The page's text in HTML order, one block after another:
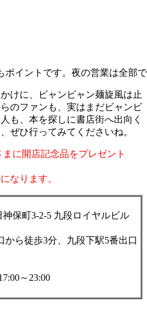
ポイントです。夜の営業は全部
けに、ビャンビャン麺旋風は止
のファンも、実はまだビャンビ
も、本を探しに書店街へ出向く
ぜひ行ってみてくださいね。
に開店記念品をプレゼント
なります。
保町3-2-5 九段ロイヤルビル
から徒歩3分、九段下駅5番出口
～23:00